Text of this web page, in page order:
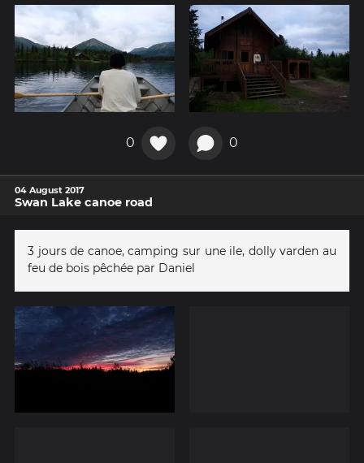
0 0
04 August 2017
Swan Lake canoe road
3 jours de canoe, camping sur une ile, dolly varden au
feu de bois pêchée par Daniel